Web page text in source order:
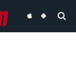
audiovisionaudiovision